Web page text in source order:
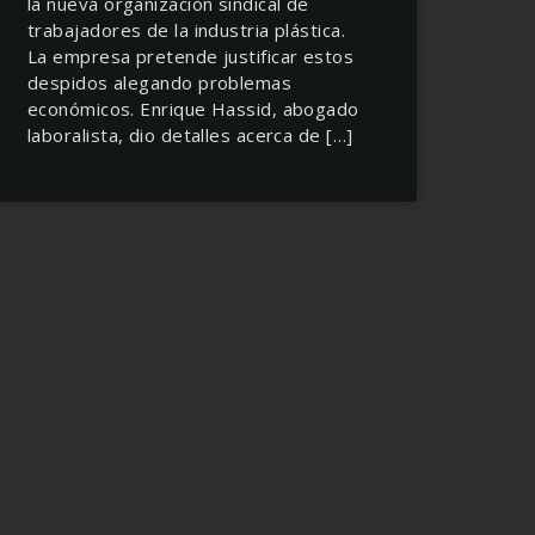
trabajadores de la industria plástica.
La empresa pretende justificar estos
despidos alegando problemas
económicos. Enrique Hassid, abogado
laboralista, dio detalles acerca de […]